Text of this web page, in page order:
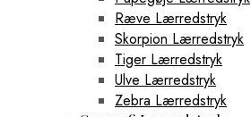
Ræve Lærredstryk
Skorpion Lærredstryk
Tiger Lærredstryk
Ulve Lærredstryk
Zebra Lærredstryk